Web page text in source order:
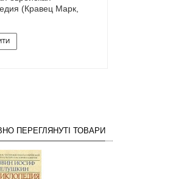
(Кравец Марк,
Марк)
ПЕРЕГЛЯНУТІ ТОВАРИ